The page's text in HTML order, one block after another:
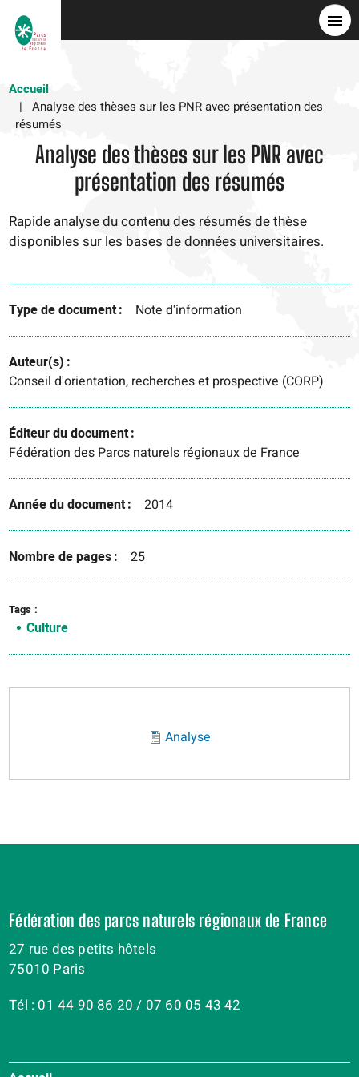
Accueil
Analyse des thèses sur les PNR avec présentation des
résumés
Analyse des thèses sur les PNR avec
présentation des résumés
Rapide analyse du contenu des résumés de thèse
disponibles sur les bases de données universitaires.
Type de document Note d'information
Auteur(s)
Conseil d'orientation, recherches et prospective (CORP)
Éditeur du document
Fédération des Parcs naturels régionaux de France
Année du document 2014
Nombre de pages 25
Tags
Culture
Analyse
Fédération des parcs naturels régionaux de France
27 rue des petits hôtels
75010 Paris
Tél : 01 44 90 86 20 / 07 60 05 43 42